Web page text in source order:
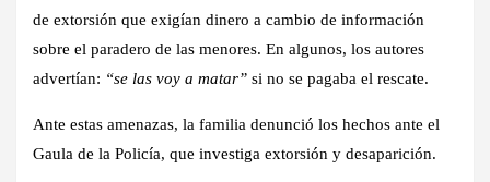
de extorsión que exigían dinero a cambio de información
sobre el paradero de las menores. En algunos, los autores
advertían: “se las voy a matar” si no se pagaba el rescate.
Ante estas amenazas, la familia denunció los hechos ante el
Gaula de la Policía, que investiga extorsión y desaparición.